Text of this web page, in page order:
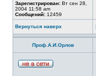
Зарегистрирован: Вт сен 28,
2004 11:58 am
Сообщений: 12459
Вернуться наверх
Проф.А.И.Орлов